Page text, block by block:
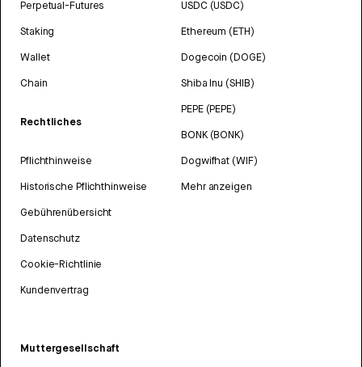
Perpetual-Futures
Staking
Wallet
Chain
Rechtliches
Pflichthinweise
Historische Pflichthinweise
Gebührenübersicht
Datenschutz
Cookie-Richtlinie
Kundenvertrag
USDC (USDC)
Ethereum (ETH)
Dogecoin (DOGE)
Shiba Inu (SHIB)
PEPE (PEPE)
BONK (BONK)
Dogwifhat (WIF)
Mehr anzeigen
Muttergesellschaft